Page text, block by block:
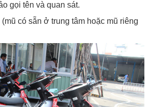
gọi tên và quan sát.
có sẵn ở trung tâm hoặc mũ riêng